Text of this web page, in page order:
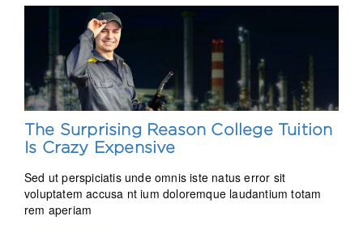
The Surprising Reason College Tuition
Is Crazy Expensive
Sed ut perspiciatis unde omnis iste natus error sit
voluptatem accusa nt ium doloremque laudantium totam
rem aperiam